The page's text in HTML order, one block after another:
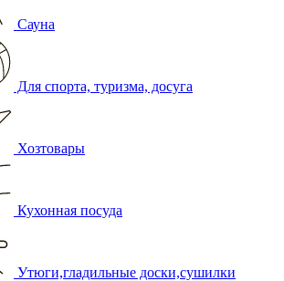
Сауна
Для спорта, туризма, досуга
Хозтовары
Кухонная посуда
Утюги,гладильные доски,сушилки